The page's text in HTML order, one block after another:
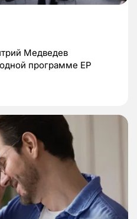
Медведев
программе ЕР